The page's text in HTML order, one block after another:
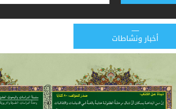
أخبار ونشاطات